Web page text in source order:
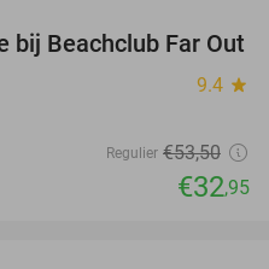
38%
bij Beachclub Far Out
9.4 star
Regulier €53,50
€32,95